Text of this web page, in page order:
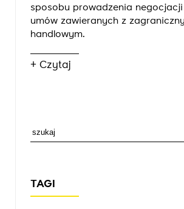
sposobu prowadzenia
umów zawieranych z
handlowym.
+ Czytaj
TAGI